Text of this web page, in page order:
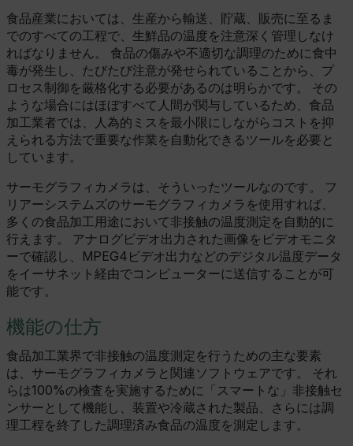
食品産業においては、生産から輸送、貯蔵、販売に至るま
でのすべての工程で、生鮮品の温度を注意深く管理しなけ
ればなりません。 食品の傷みや不適切な調理のために食中
毒が発生し、たびたび注意が発せられていることから、プ
ロセス制御を厳格化する必要があるのは明らかです。 その
ような場合にはほぼすべて人間が関与しているため、食品
加工業者では、人為的ミスを最小限にしながらコストを抑
えられる方法で重要な作業を自動化できるツールを必要と
しています。
サーモグラフィカメラは、そういったツールなのです。 フ
リアーシステムズのサーモグラフィカメラを使用すれば、
多くの食品加工用途において非接触の温度測定を自動的に
行えます。 アナログビデオ出力された画像をビデオモニタ
ーで確認し、MPEG4ビデオ出力などのデジタル温度データ
をイーサネット経由でコンピューターに送信することが可
能です。
機能の仕方
食品加工業界で非接触の温度測定を行うための主な要素
は、サーモグラフィカメラと関連ソフトウェアです。 それ
らは100%の検査を実施するために「スマートな」非接触セ
ンサーとして機能し、装置や冷蔵された製品、さらには調
理工程を終了した調理済み食品の温度を測定します。